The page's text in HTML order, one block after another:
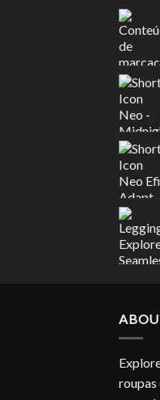
roupas